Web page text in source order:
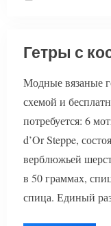
Гетры с
Модные вязаные
схемой и
потребуется: 6
d’Or Steppe,
верблюжьей
в 50 граммах,
спица. Единый